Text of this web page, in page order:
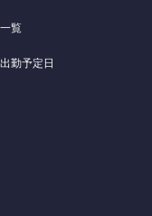
覧
勤予定日